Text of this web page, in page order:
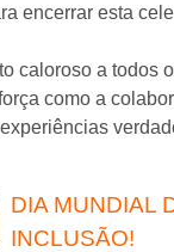
encerrar esta
caloroso a todos
como a
DIA MUNDIAL
INCLUSÃO!